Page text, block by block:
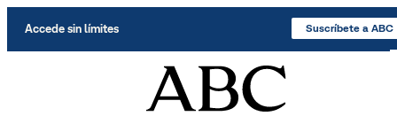
Accede sin límites Suscríbete a ABC